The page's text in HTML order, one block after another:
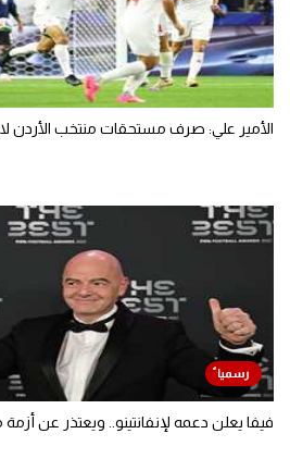
الأمير علي: صرف مستحقات منتخب الأردن لا
فيفا يعلن دعمه لإنفانتينو.. ويعتذر عن